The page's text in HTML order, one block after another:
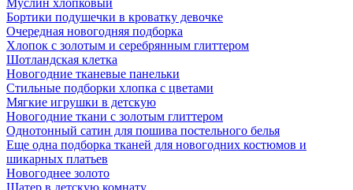
Бортики подушечки в кроватку девочке
Очередная новогодняя подборка
Хлопок с золотым и серебрянным глиттером
Шотландская клетка
Новогодние тканевые панельки
Стильные подборки хлопка с цветами
Мягкие игрушки в детскую
Новогодние ткани с золотым глиттером
Однотонный сатин для пошива постельного белья
Еще одна подборка тканей для новогодних костюмов и
шикарных платьев
Новогоднее золото
Шатер в детскую комнату